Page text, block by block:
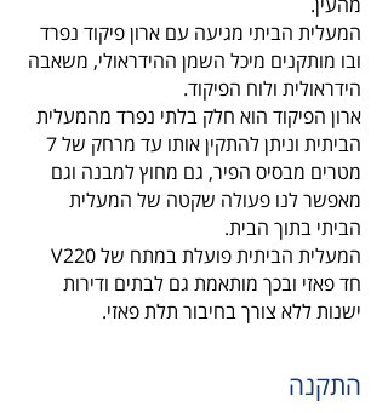
המעלית הביתי מגיעה עם ארון פיקוד נפרד
ובו מותקנים מיכל השמן ההידראולי, משאבה
הידראולית ולוח הפיקוד.
ארון הפיקוד הוא חלק בלתי נפרד מהמעלית
הביתית וניתן להתקין אותו עד מרחק של 7
מטרים מבסיס הפיר, גם מחוץ למבנה וגם
מאפשר לנו פעולה שקטה של המעלית
הביתי בתוך הבית.
המעלית הביתית פועלת במתח של V220
חד פאזי ובכך מותאמת גם לבתים ודירות
ישנות ללא צורך בחיבור תלת פאזי.
התקנה